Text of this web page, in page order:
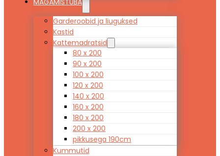
MAGAMISTUBA
Garderoobid ja liuguksed
Kastid
Kattemadratsid
80 x 200
90 x 200
100 x 200
120 x 200
140 x 200
160 x 200
180 x 200
200 x 200
pikkusega 190cm
Kummutid